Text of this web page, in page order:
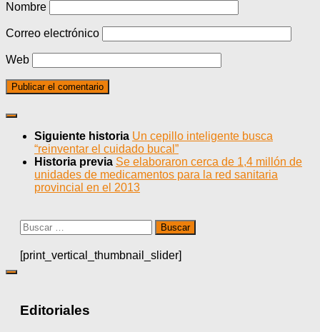
Nombre
Correo electrónico
Web
Siguiente historia Un cepillo inteligente busca
“reinventar el cuidado bucal”
Historia previa Se elaboraron cerca de 1,4 millón de
unidades de medicamentos para la red sanitaria
provincial en el 2013
Buscar:
[print_vertical_thumbnail_slider]
Editoriales